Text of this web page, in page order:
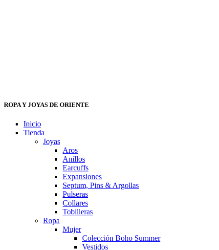
ROPA Y JOYAS DE ORIENTE
Inicio
Tienda
Joyas
Aros
Anillos
Earcuffs
Expansiones
Septum, Pins & Argollas
Pulseras
Collares
Tobilleras
Ropa
Mujer
Colección Boho Summer
Vestidos